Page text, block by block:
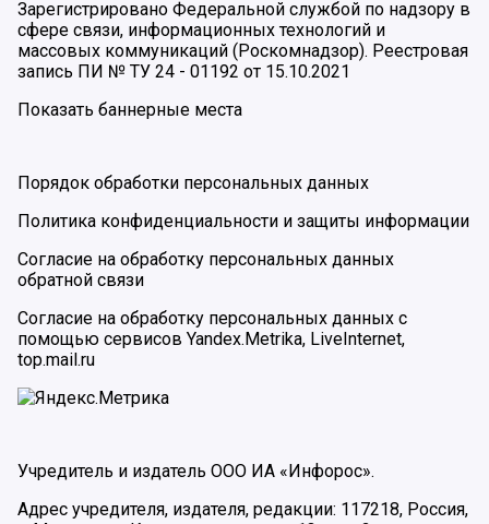
Зарегистрировано Федеральной службой по надзору в
сфере связи, информационных технологий и
массовых коммуникаций (Роскомнадзор). Реестровая
запись ПИ № ТУ 24 - 01192 от 15.10.2021
Показать баннерные места
Порядок обработки персональных данных
Политика конфиденциальности и защиты информации
Согласие на обработку персональных данных
обратной связи
Согласие на обработку персональных данных с
помощью сервисов Yandex.Metrika, LiveInternet,
top.mail.ru
Учредитель и издатель ООО ИА «Инфорос».
Адрес учредителя, издателя, редакции: 117218, Россия,